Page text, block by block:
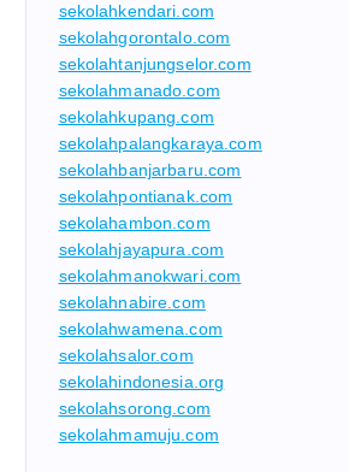
sekolahkendari.com
sekolahgorontalo.com
sekolahtanjungselor.com
sekolahmanado.com
sekolahkupang.com
sekolahpalangkaraya.com
sekolahbanjarbaru.com
sekolahpontianak.com
sekolahambon.com
sekolahjayapura.com
sekolahmanokwari.com
sekolahnabire.com
sekolahwamena.com
sekolahsalor.com
sekolahindonesia.org
sekolahsorong.com
sekolahmamuju.com